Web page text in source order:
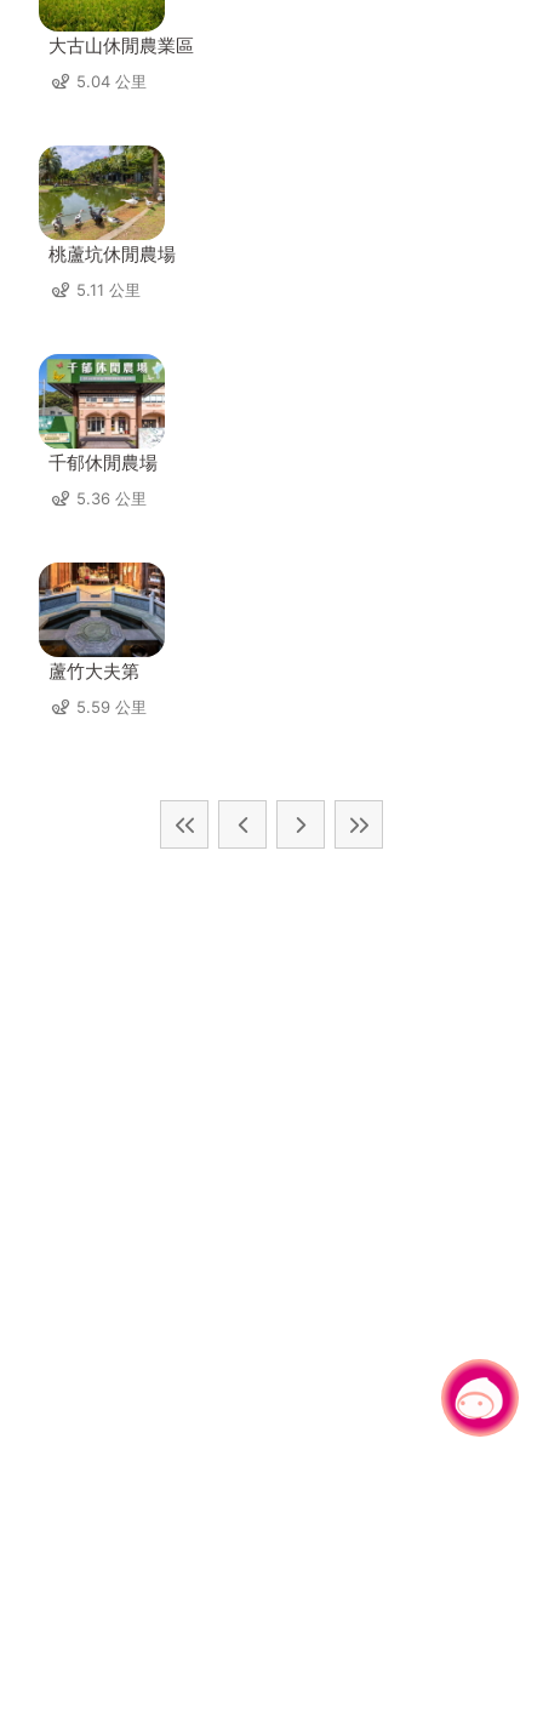
大古山休閒農業區
5.04 公里
桃蘆坑休閒農場
5.11 公里
千郁休閒農場
5.36 公里
蘆竹大夫第
5.59 公里